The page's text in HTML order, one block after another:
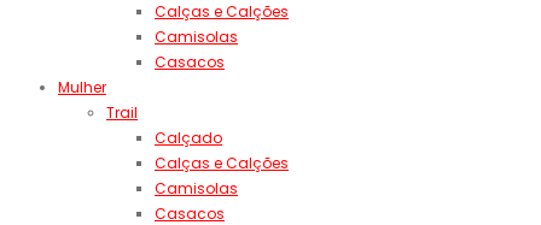
Calças e Calções
Camisolas
Casacos
Mulher
Trail
Calçado
Calças e Calções
Camisolas
Casacos